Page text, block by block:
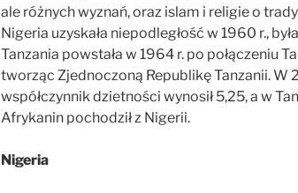
ale różnych wyznań, oraz islam i religie o
Nigeria uzyskała niepodległość w 1960 r.,
Tanzania powstała w 1964 r. po połączeniu
tworząc Zjednoczoną Republikę Tanzanii. W
współczynnik dzietności wynosił 5,25, a w
Afrykanin pochodził z Nigerii.
Nigeria